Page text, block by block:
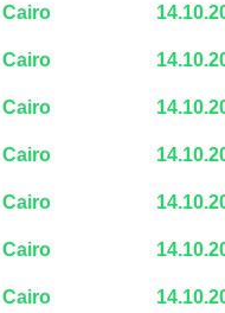
Cairo
Cairo
Cairo
Cairo
Cairo
Cairo
Cairo